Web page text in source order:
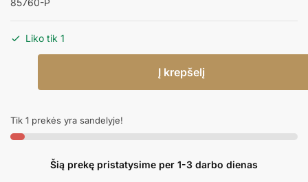
85760-P
Liko tik 1
Folinis
SPECIAL
DELIVERY
Į krepšelį
Tik 1 prekės yra sandelyje!
Šią prekę pristatysime per 1-3 darbo dienas